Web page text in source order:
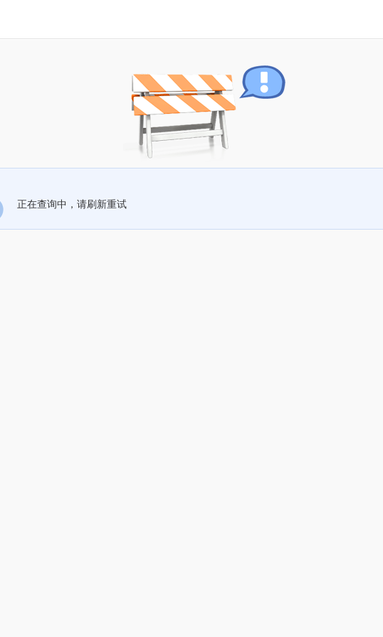
正在查询中，请刷新重试